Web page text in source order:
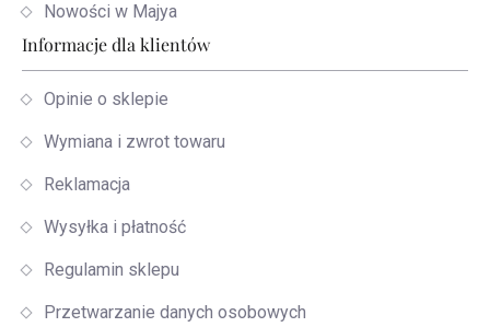
Nowości w Majya
Informacje dla klientów
Opinie o sklepie
Wymiana i zwrot towaru
Reklamacja
Wysyłka i płatność
Regulamin sklepu
Przetwarzanie danych osobowych